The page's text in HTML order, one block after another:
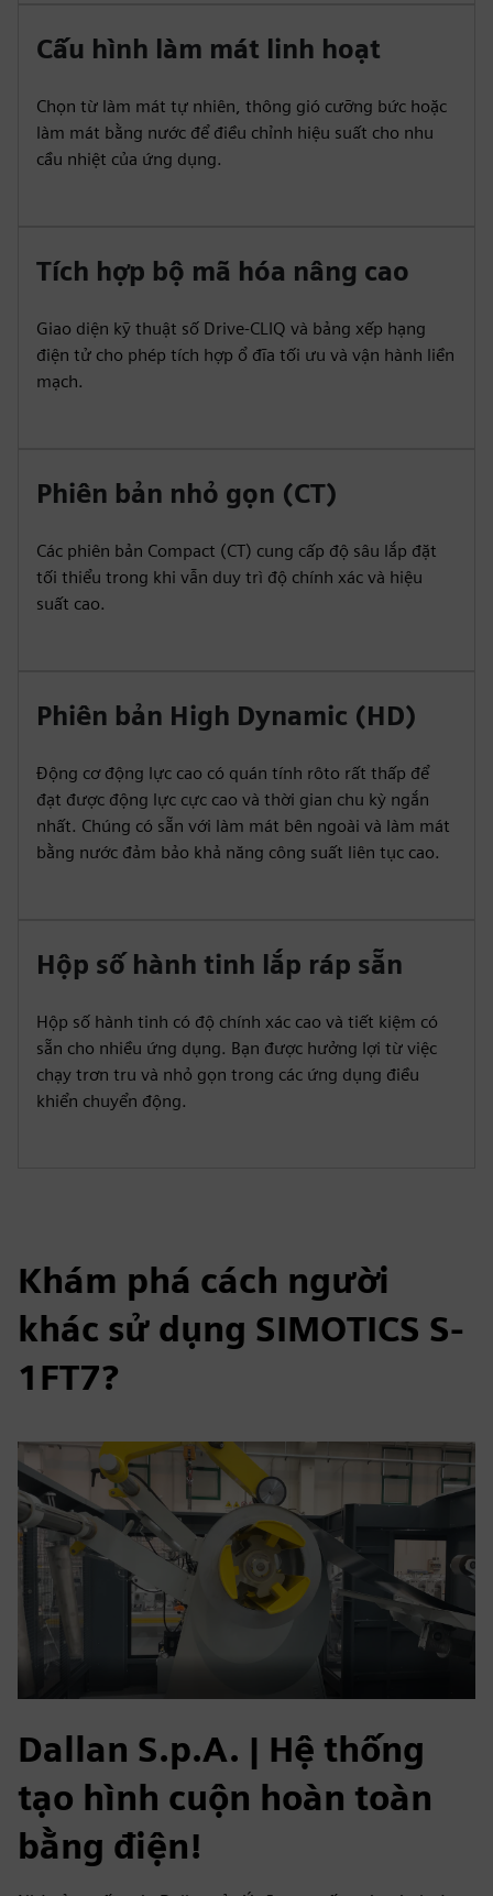
Cấu hình làm mát linh hoạt
Chọn từ làm mát tự nhiên, thông gió cưỡng bức hoặc
làm mát bằng nước để điều chỉnh hiệu suất cho nhu
cầu nhiệt của ứng dụng.
Tích hợp bộ mã hóa nâng cao
Giao diện kỹ thuật số Drive-CLIQ và bảng xếp hạng
điện tử cho phép tích hợp ổ đĩa tối ưu và vận hành liền
mạch.
Phiên bản nhỏ gọn (CT)
Các phiên bản Compact (CT) cung cấp độ sâu lắp đặt
tối thiểu trong khi vẫn duy trì độ chính xác và hiệu
suất cao.
Phiên bản High Dynamic (HD)
Động cơ động lực cao có quán tính rôto rất thấp để
đạt được động lực cực cao và thời gian chu kỳ ngắn
nhất. Chúng có sẵn với làm mát bên ngoài và làm mát
bằng nước đảm bảo khả năng công suất liên tục cao.
Hộp số hành tinh lắp ráp sẵn
Hộp số hành tinh có độ chính xác cao và tiết kiệm có
sẵn cho nhiều ứng dụng. Bạn được hưởng lợi từ việc
chạy trơn tru và nhỏ gọn trong các ứng dụng điều
khiển chuyển động.
Khám phá cách người
khác sử dụng SIMOTICS S-
1FT7?
Dallan S.p.A. | Hệ thống
tạo hình cuộn hoàn toàn
bằng điện!